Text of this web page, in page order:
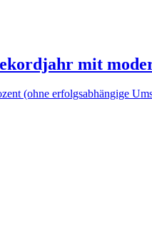
mit
(ohne erfolgsabhängige